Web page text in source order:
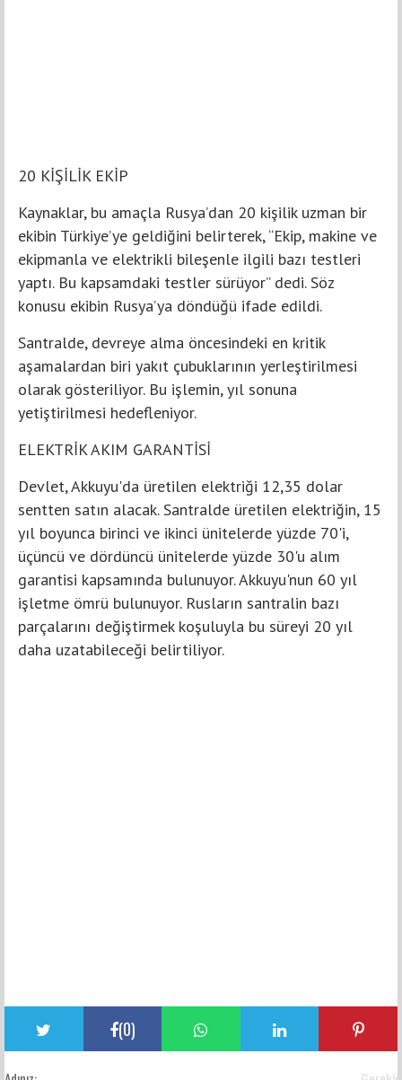
20 KİŞİLİK EKİP
Kaynaklar, bu amaçla Rusya’dan 20 kişilik uzman bir
ekibin Türkiye’ye geldiğini belirterek, “Ekip, makine ve
ekipmanla ve elektrikli bileşenle ilgili bazı testleri
yaptı. Bu kapsamdaki testler sürüyor” dedi. Söz
konusu ekibin Rusya’ya döndüğü ifade edildi.
Santralde, devreye alma öncesindeki en kritik
aşamalardan biri yakıt çubuklarının yerleştirilmesi
olarak gösteriliyor. Bu işlemin, yıl sonuna
yetiştirilmesi hedefleniyor.
ELEKTRİK AKIM GARANTİSİ
Devlet, Akkuyu'da üretilen elektriği 12,35 dolar
sentten satın alacak. Santralde üretilen elektriğin, 15
yıl boyunca birinci ve ikinci ünitelerde yüzde 70'i,
üçüncü ve dördüncü ünitelerde yüzde 30'u alım
garantisi kapsamında bulunuyor. Akkuyu'nun 60 yıl
işletme ömrü bulunuyor. Rusların santralin bazı
parçalarını değiştirmek koşuluyla bu süreyi 20 yıl
daha uzatabileceği belirtiliyor.
(0)